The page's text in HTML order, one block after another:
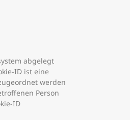
abgelegt
ID ist eine
werden
Person
ID